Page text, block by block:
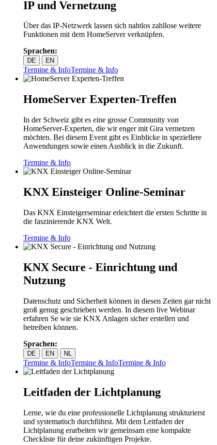
IP und Vernetzung
Über das IP-Netzwerk lassen sich nahtlos zahllose weitere
Funktionen mit dem HomeServer verknüpfen.
Sprachen:
DE EN
Termine & InfoTermine & Info
HomeServer Experten-Treffen
In der Schweiz gibt es eine grosse Community von
HomeServer-Experten, die wir enger mit Gira vernetzen
möchten. Bei diesem Event gibt es Einblicke in speziellere
Anwendungen sowie einen Ausblick in die Zukunft.
Termine & Info
KNX Einsteiger Online-Seminar
Das KNX Einsteigerseminar erleichtert die ersten Schritte in
die faszinierende KNX Welt.
Termine & Info
KNX Secure - Einrichtung und
Nutzung
Datenschutz und Sicherheit können in diesen Zeiten gar nicht
groß genug geschrieben werden. In diesem live Webinar
erfahren Se wie sie KNX Anlagen sicher erstellen und
betreiben können.
Sprachen:
DE EN NL
Termine & InfoTermine & InfoTermine & Info
Leitfaden der Lichtplanung
Lerne, wie du eine professionelle Lichtplanung strukturierst
und systematisch durchführst. Mit dem Leitfaden der
Lichtplanung erarbeiten wir gemeinsam eine kompakte
Checkliste für deine zukünftigen Projekte.